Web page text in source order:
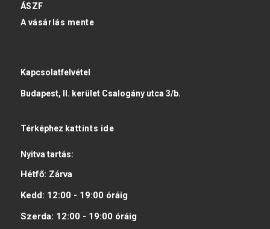
ÁSZF
A vásárlás mente
Kapcsolatfelvétel
Budapest, II. kerület Csalogány utca 3/b.
Térképhez kattints ide
Nyitva tartás:
Hétfő: Zárva
Kedd: 12:00 - 19:00 óráig
Szerda: 12:00 - 19:00 óráig